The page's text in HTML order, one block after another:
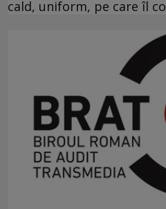
cald, uniform, pe care îl